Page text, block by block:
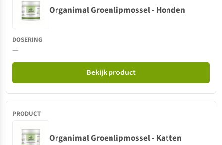
Organimal Groenlipmossel - Honden
—
Bekijk product
Organimal Groenlipmossel - Katten